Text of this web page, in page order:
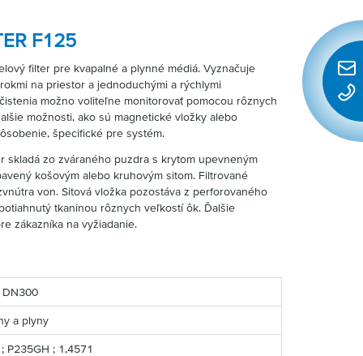
F125
filter pre kvapalné a plynné médiá. Vyznačuje
na priestor a jednoduchými a rýchlymi
možno voliteľne monitorovať pomocou rôznych
možnosti, ako sú magnetické vložky alebo
špecifické pre systém.
skladá zo zváraného puzdra s krytom upevneným
košovým alebo kruhovým sitom. Filtrované
von. Sitová vložka pozostáva z perforovaného
tkaninou rôznych veľkostí ôk. Ďalšie
zákazníka na vyžiadanie.
DN300
a plyny
P235GH ; 1,4571